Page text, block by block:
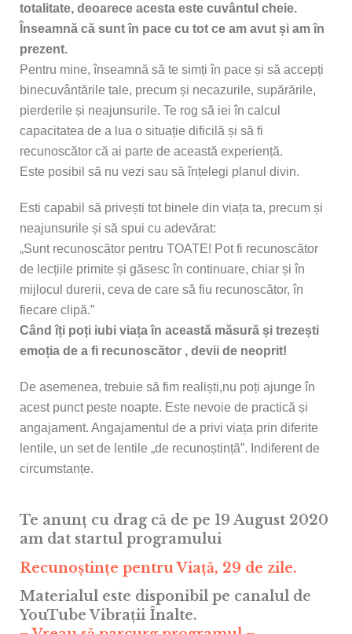
totalitate, deoarece acesta este cuvântul cheie.
Înseamnă că sunt în pace cu tot ce am avut și am în
prezent.
Pentru mine, înseamnă să te simți în pace și să accepți
binecuvântările tale, precum și necazurile, supărările,
pierderile și neajunsurile. Te rog să iei în calcul
capacitatea de a lua o situație dificilă și să fi
recunoscător că ai parte de această experiență.
Este posibil să nu vezi sau să înțelegi planul divin.
Esti capabil să privești tot binele din viața ta, precum și
neajunsurile și să spui cu adevărat:
„Sunt recunoscător pentru TOATE! Pot fi recunoscător
de lecțiile primite și găsesc în continuare, chiar și în
mijlocul durerii, ceva de care să fiu recunoscător, în
fiecare clipă.”
Când îți poți iubi viața în această măsură și trezești
emoția de a fi recunoscător , devii de neoprit!
De asemenea, trebuie să fim realiști,nu poți ajunge în
acest punct peste noapte. Este nevoie de practică și
angajament. Angajamentul de a privi viața prin diferite
lentile, un set de lentile „de recunoștință”. Indiferent de
circumstanțe.
Te anunț cu drag că de pe 19 August 2020
am dat startul programului
Recunoștințe pentru Viață, 29 de zile.
Materialul este disponibil pe canalul de
YouTube Vibrații Înalte.